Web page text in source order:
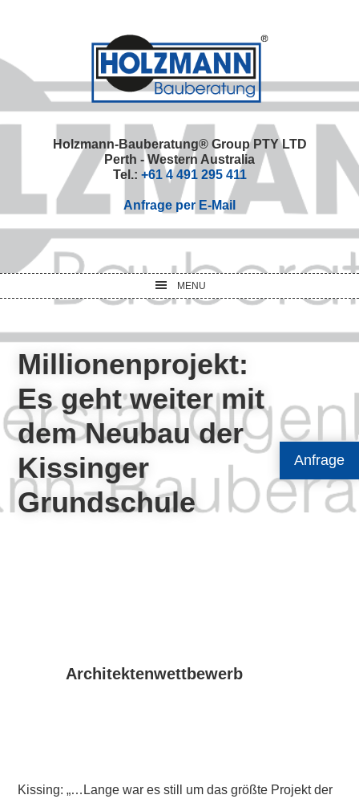
Anfrage
navigation
content
sidebar
Holzmann-Bauberatung® Group PTY LTD
Perth - Western Australia
Tel.: +61 4 491 295 411
Anfrage per E-Mail
MENU
Millionenprojekt:
Es geht weiter mit
dem Neubau der
Kissinger
Grundschule
Architektenwettbewerb
Kissing: „…Lange war es still um das größte Projekt der